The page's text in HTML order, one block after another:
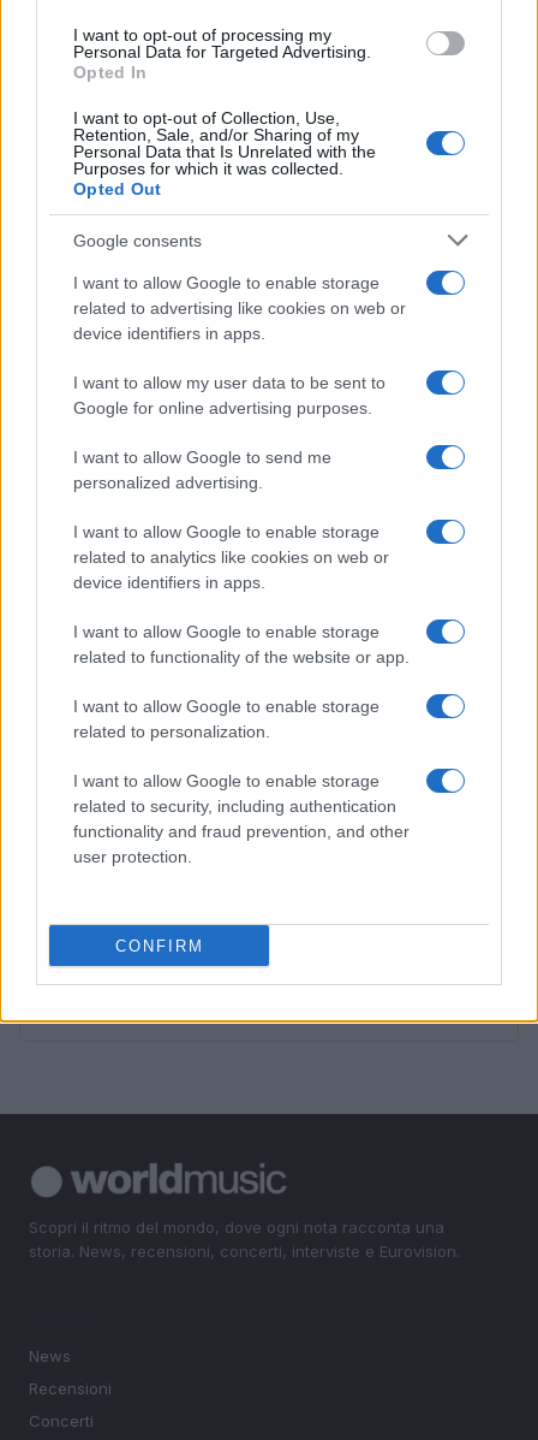
I want to opt-out of processing my
Personal Data for Targeted Advertising.
Opted In
I want to opt-out of Collection, Use,
Retention, Sale, and/or Sharing of my
Personal Data that Is Unrelated with the
Purposes for which it was collected.
Opted Out
Google consents
I want to allow Google to enable storage
related to advertising like cookies on web or
device identifiers in apps.
I want to allow my user data to be sent to
Google for online advertising purposes.
I want to allow Google to send me
personalized advertising.
I want to allow Google to enable storage
related to analytics like cookies on web or
device identifiers in apps.
I want to allow Google to enable storage
related to functionality of the website or app.
I want to allow Google to enable storage
related to personalization.
I want to allow Google to enable storage
related to security, including authentication
functionality and fraud prevention, and other
user protection.
CONFIRM
Guccini, il cantautore che conquistò Roma con la sua
musica
RECENSIONI
Harley Flanagan riflette sul futuro dei tour con i Cro-
Andrea Innocenti · 6 Ago 2026
PIÙ LETTI
Tutte le uscite discografiche italiane della settimana
dal 25 al 31 luglio 2026
Guccini, il cantautore che conquistò Roma con la sua
musica
Harley Flanagan riflette sul futuro dei tour con i Cro-
Mags
accessibile a tutti
5
Scopri il ritmo del mondo, dove ogni nota racconta una
storia. News, recensioni, concerti, interviste e Eurovision.
News
Recensioni
Concerti